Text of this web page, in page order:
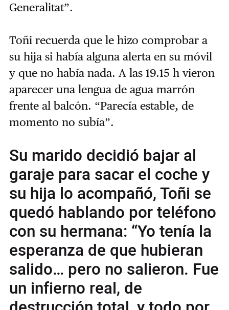
Generalitat”.
Toñi recuerda que le hizo comprobar a
su hija si había alguna alerta en su móvil
y que no había nada. A las 19.15 h vieron
aparecer una lengua de agua marrón
frente al balcón. “Parecía estable, de
momento no subía”.
Su marido decidió bajar al
garaje para sacar el coche y
su hija lo acompañó, Toñi se
quedó hablando por teléfono
con su hermana: “Yo tenía la
esperanza de que hubieran
salido… pero no salieron. Fue
un infierno real, de